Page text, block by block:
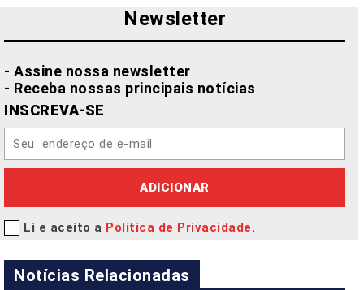
Newsletter
- Assine nossa newsletter
- Receba nossas principais notícias
INSCREVA-SE
ADICIONAR
Li e aceito a Política de Privacidade.
Notícias Relacionadas